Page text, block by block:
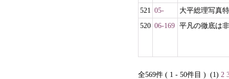
521 05-
大平総理写真
520 06-169 平凡の徹底は
全569件 ( 1 - 50件目 ) (1) 2